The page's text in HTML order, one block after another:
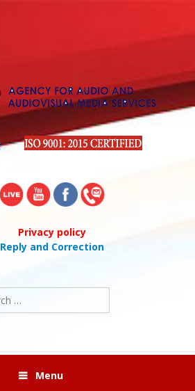
Privacy policy
Reply and Correction
Menu